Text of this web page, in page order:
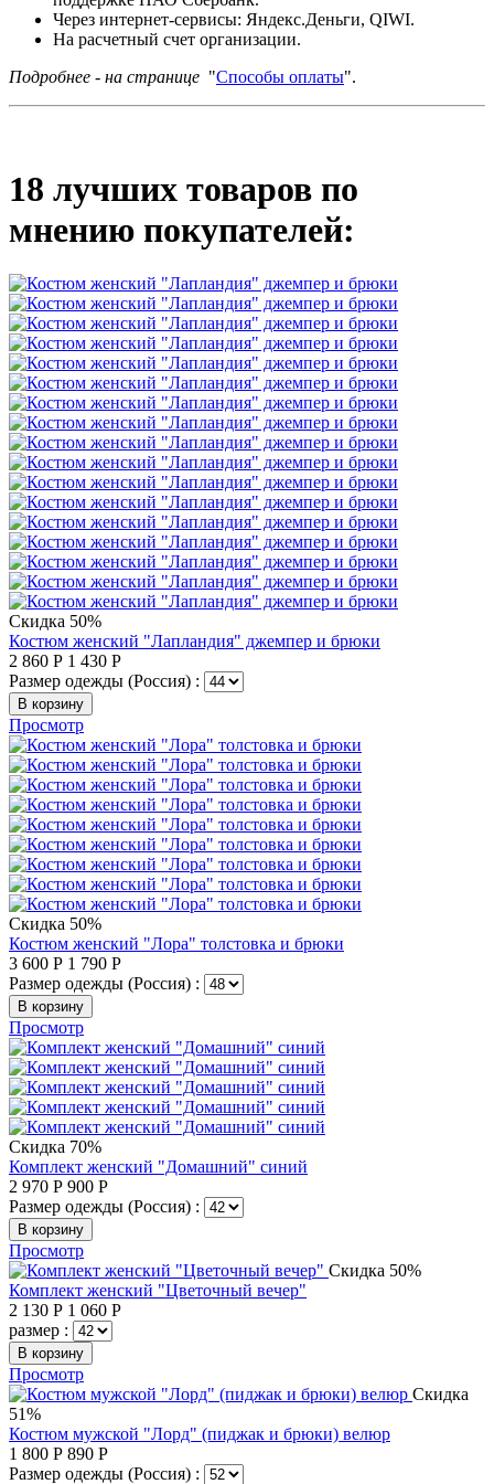
Через интернет-сервисы: Яндекс.Деньги, QIWI.
На расчетный счет организации.
Подробнее - на странице "Способы оплаты".
18 лучших товаров по
мнению покупателей:
Скидка 50%
Костюм женский "Лапландия" джемпер и брюки
2 860 Р 1 430 Р
Размер одежды (Россия) :
В корзину
Просмотр
Скидка 50%
Костюм женский "Лора" толстовка и брюки
3 600 Р 1 790 Р
Размер одежды (Россия) :
В корзину
Просмотр
Скидка 70%
Комплект женский "Домашний" синий
2 970 Р 900 Р
Размер одежды (Россия) :
В корзину
Просмотр
Скидка 50%
Комплект женский "Цветочный вечер"
2 130 Р 1 060 Р
размер :
В корзину
Просмотр
Скидка
51%
Костюм мужской "Лорд" (пиджак и брюки) велюр
1 800 Р 890 Р
Размер одежды (Россия) :